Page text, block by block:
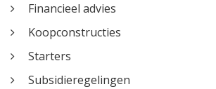
Financieel advies
Koopconstructies
Starters
Subsidieregelingen